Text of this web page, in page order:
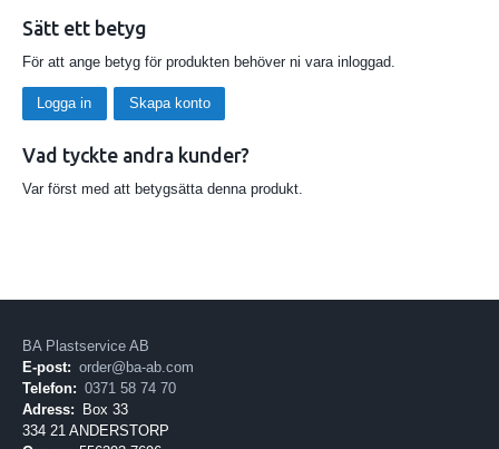
Sätt ett betyg
För att ange betyg för produkten behöver ni vara inloggad.
Logga in Skapa konto
Vad tyckte andra kunder?
Var först med att betygsätta denna produkt.
BA Plastservice AB
E-post: order@ba-ab.com
Telefon: 0371 58 74 70
Adress:
Box 33
334 21 ANDERSTORP